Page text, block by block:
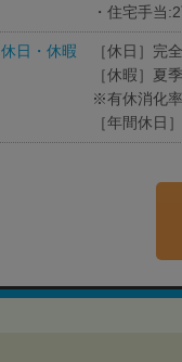
・住宅手当
休日・休暇
［休日］完
［休暇］夏
※有休消化
［年間休日